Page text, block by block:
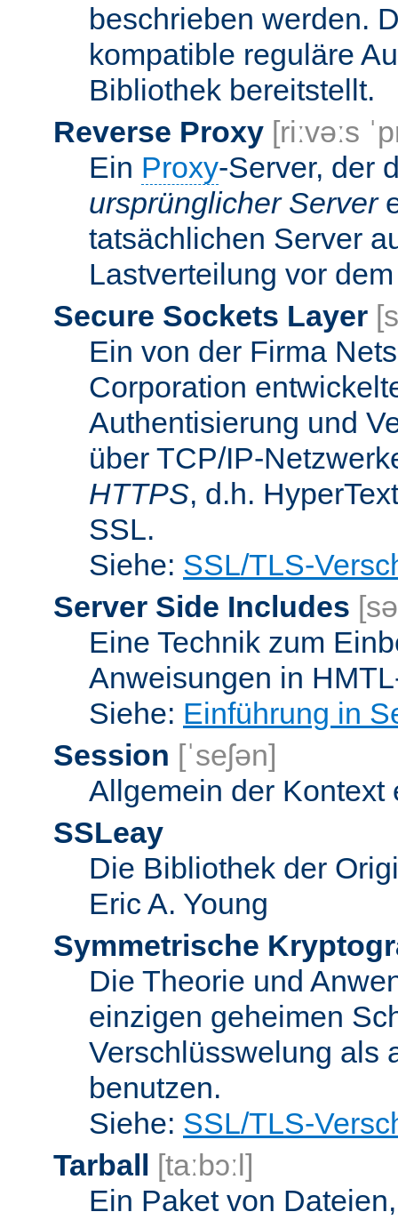
beschrieben werden.
kompatible reguläre
Bibliothek bereitstellt.
Reverse Proxy [riːvəːs
Ein Proxy-Server, der
ursprünglicher Server
tatsächlichen Server
Lastverteilung vor
Secure Sockets Layer
Ein von der Firma
Corporation
Authentisierung und
über TCP/IP-
HTTPS, d.h.
SSL.
Siehe: SSL/TLS-
Server Side Includes
Eine Technik zum
Anweisungen in
Siehe: Einführung in
Session [ˈseʃən]
Allgemein der Kontext
SSLeay
Die Bibliothek der
Eric A. Young
Symmetrische
Die Theorie und
einzigen geheimen
Verschlüsswelung als
benutzen.
Siehe: SSL/TLS-
Tarball [taːbɔːl]
Ein Paket von